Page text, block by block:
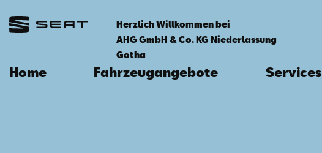
Herzlich Willkommen bei
AHG GmbH & Co. KG Niederlassung
Gotha
Home Fahrzeugangebote Services